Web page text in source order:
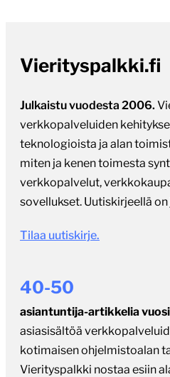
Vierityspalkki.fi
Julkaistu vuodesta 2006.
verkkopalveluiden
teknologioista ja alan
miten ja kenen toimesta
verkkopalvelut,
sovellukset. Uutiskirjeellä on
Tilaa uutiskirje.
40-50
asiantuntija-artikkelia
asiasisältöä
kotimaisen ohjelmistoalan
Vierityspalkki nostaa esiin